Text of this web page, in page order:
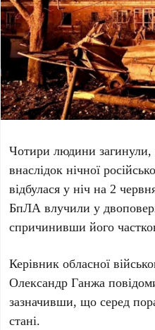
Чотири людини загинули
внаслідок нічної
відбулася у ніч на2
БпЛА влучили у
спричинивши його
Керівник обласної
Олександр Ганжа
зазначивши, що серед
стані.